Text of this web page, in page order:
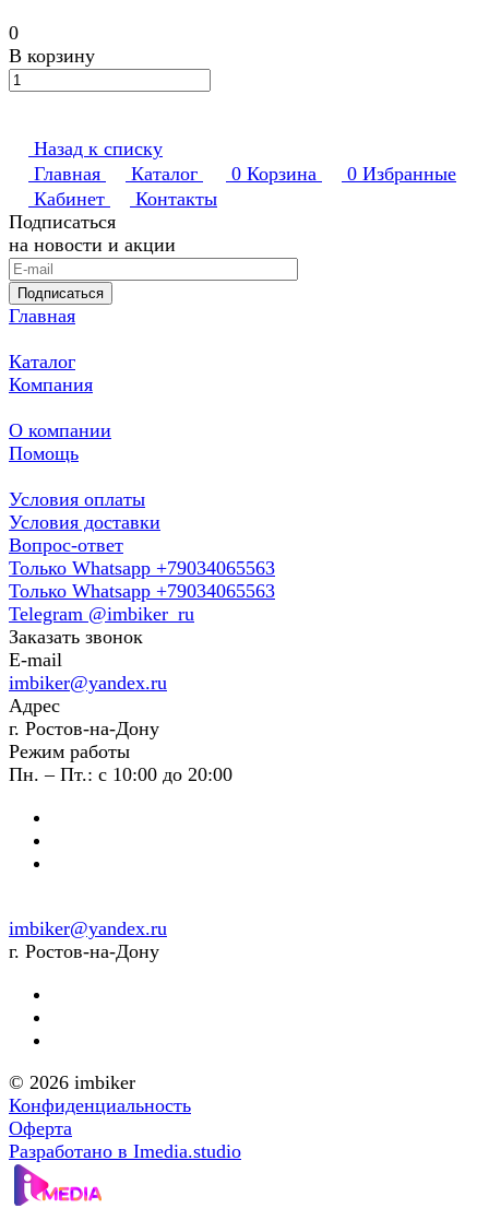
0
В корзину
Назад к списку
Главная
Каталог 0 Корзина 0 Избранные
Кабинет
Контакты
Подписаться
на новости и акции
Подписаться
Главная
Каталог
Компания
О компании
Помощь
Условия оплаты
Условия доставки
Вопрос-ответ
Только Whatsapp +79034065563
Только Whatsapp +79034065563
Telegram @imbiker_ru
Заказать звонок
E-mail
imbiker@yandex.ru
Адрес
г. Ростов-на-Дону
Режим работы
Пн. – Пт.: с 10:00 до 20:00
imbiker@yandex.ru
г. Ростов-на-Дону
© 2026 imbiker
Конфиденциальность
Оферта
Разработано в Imedia.studio